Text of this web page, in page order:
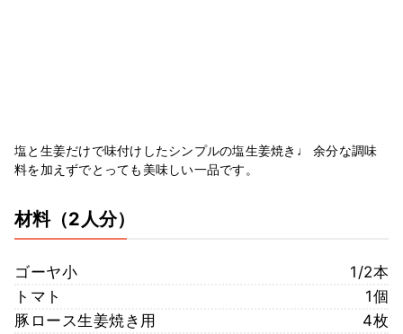
塩と生姜だけで味付けしたシンプルの塩生姜焼き♩ 余分な調味
料を加えずでとっても美味しい一品です。
材料（2人分）
ゴーヤ小
1/2本
トマト
1個
豚ロース生姜焼き用
4枚